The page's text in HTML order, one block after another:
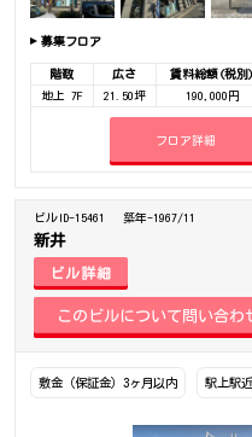
募集フロア
階数 広さ 賃料総額(税別)
地上 7F
21.50坪 190,000円
フロア詳細
ビルID-15461 築年-1967/11
新井
ビル詳細
敷金（保証金）3ヶ月以内 駅上駅近